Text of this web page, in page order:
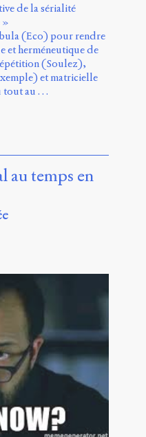
de la sérialité
»
(Eco) pour rendre
et herméneutique de
(Soulez),
et matricielle
tout au …
au temps en